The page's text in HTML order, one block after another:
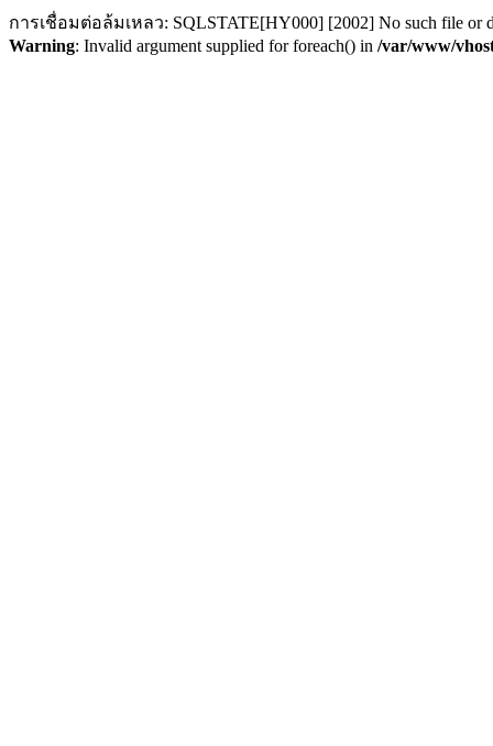
การเชื่อมต่อล้มเหลว: SQLSTATE[HY000] [2002] No such file or
Warning: Invalid argument supplied for foreach() in /var/www/